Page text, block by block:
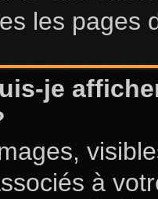
les pages
je
à